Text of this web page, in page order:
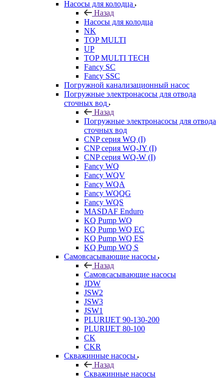
Насосы для колодца
Назад
Насосы для колодца
NK
TOP MULTI
UP
TOP MULTI TECH
Fancy SC
Fancy SSC
Погружной канализационный насос
Погружные электронасосы для отвода
сточных вод
Назад
Погружные электронасосы для отвода
сточных вод
CNP серия WQ (I)
CNP серия WQ-JY (I)
CNP серия WQ-W (I)
Fancy WQ
Fancy WQV
Fancy WQA
Fancy WQQG
Fancy WQS
MASDAF Enduro
KQ Pump WQ
KQ Pump WQ EC
KQ Pump WQ ES
KQ Pump WQ S
Самовсасывающие насосы
Назад
Самовсасывающие насосы
JDW
JSW2
JSW3
JSW1
PLURIJET 90-130-200
PLURIJET 80-100
CK
CKR
Скважинные насосы
Назад
Скважинные насосы